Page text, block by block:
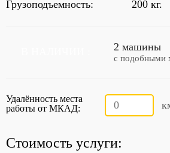
Грузоподъемность: 200 кг.
2 машины
с подобными
Удалённость места
работы от МКАД:
Стоимость услуги: